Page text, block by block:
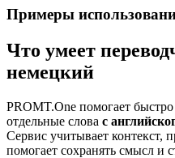
Примеры
Что умеет
немецкий
PROMT.One помогает
отдельные слова с
Сервис учитывает контекст,
помогает сохранять смысл и